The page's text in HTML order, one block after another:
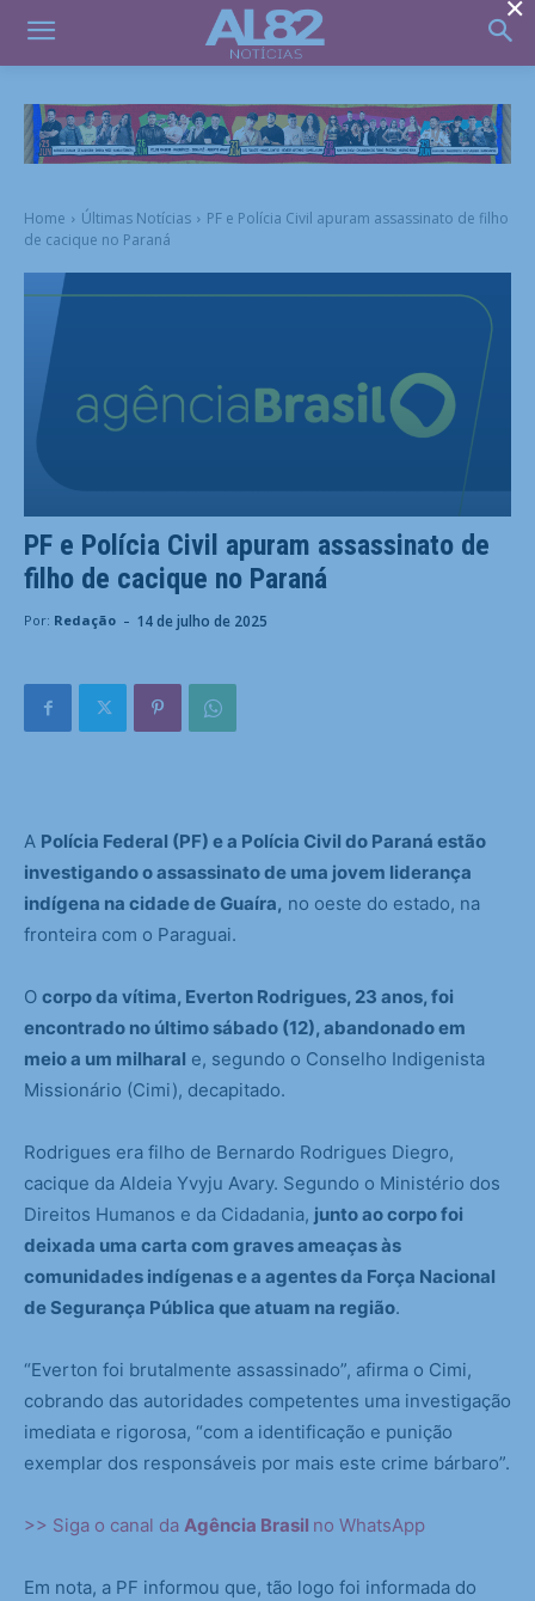
Home Últimas Notícias
PF e Polícia Civil apuram assassinato de filho
de cacique no Paraná
PF e Polícia Civil apuram assassinato de
filho de cacique no Paraná
Por: Redação - 14 de julho de 2025
A Polícia Federal (PF) e a Polícia Civil do Paraná estão
investigando o assassinato de uma jovem liderança
indígena na cidade de Guaíra, no oeste do estado, na
fronteira com o Paraguai.
O corpo da vítima, Everton Rodrigues, 23 anos, foi
encontrado no último sábado (12), abandonado em
meio a um milharal e, segundo o Conselho Indigenista
Missionário (Cimi), decapitado.
Rodrigues era filho de Bernardo Rodrigues Diegro,
cacique da Aldeia Yvyju Avary. Segundo o Ministério dos
Direitos Humanos e da Cidadania, junto ao corpo foi
deixada uma carta com graves ameaças às
comunidades indígenas e a agentes da Força Nacional
de Segurança Pública que atuam na região.
“Everton foi brutalmente assassinado”, afirma o Cimi,
cobrando das autoridades competentes uma investigação
imediata e rigorosa, “com a identificação e punição
exemplar dos responsáveis por mais este crime bárbaro”.
>> Siga o canal da Agência Brasil no WhatsApp
Em nota, a PF informou que, tão logo foi informada do